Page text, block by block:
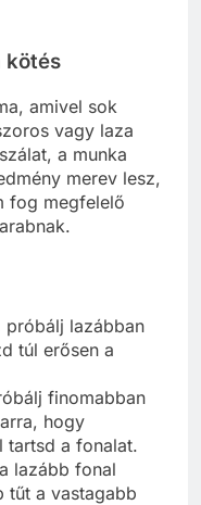
kötés
amivel sok
vagy laza
a munka
merev lesz,
fog megfelelő
próbálj lazábban
túl erősen a
finomabban
hogy
tartsd a fonalat.
lazább fonal
tűt a vastagabb